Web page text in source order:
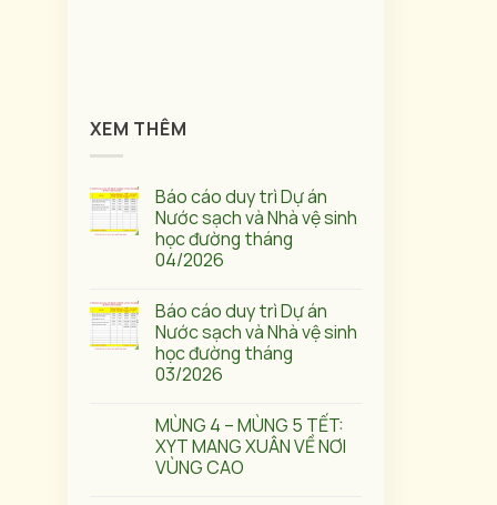
XEM THÊM
Báo cáo duy trì Dự án
Nước sạch và Nhà vệ sinh
học đường tháng
04/2026
Báo cáo duy trì Dự án
Nước sạch và Nhà vệ sinh
học đường tháng
03/2026
MÙNG 4 – MÙNG 5 TẾT:
XYT MANG XUÂN VỀ NƠI
VÙNG CAO